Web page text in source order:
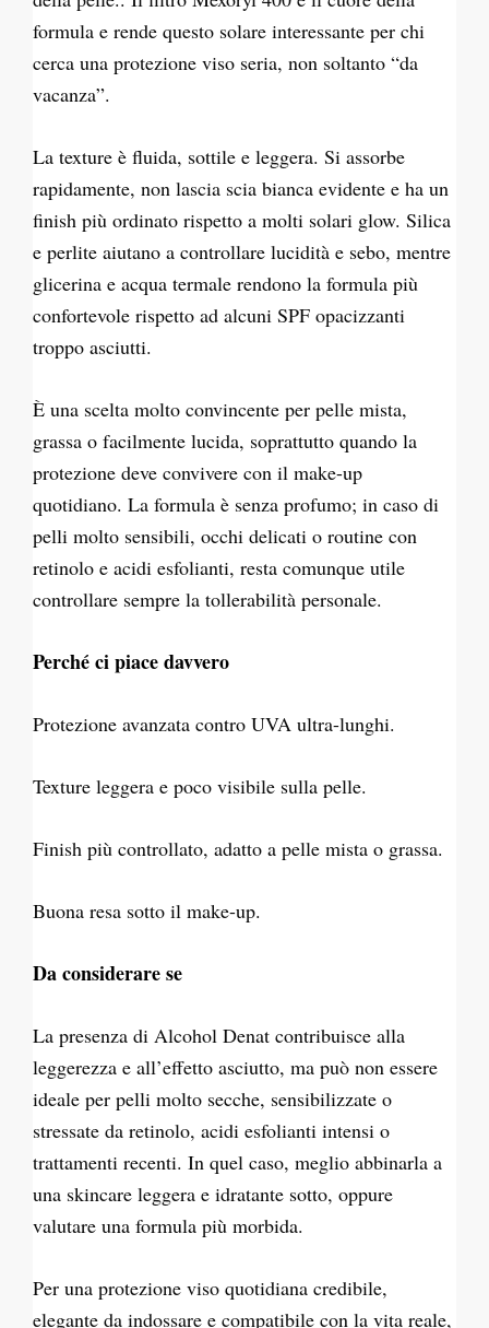
formula e rende questo solare interessante per chi
cerca una protezione viso seria, non soltanto “da
vacanza”.
La texture è fluida, sottile e leggera. Si assorbe
rapidamente, non lascia scia bianca evidente e ha un
finish più ordinato rispetto a molti solari glow. Silica
e perlite aiutano a controllare lucidità e sebo, mentre
glicerina e acqua termale rendono la formula più
confortevole rispetto ad alcuni SPF opacizzanti
troppo asciutti.
È una scelta molto convincente per pelle mista,
grassa o facilmente lucida, soprattutto quando la
protezione deve convivere con il make-up
quotidiano. La formula è senza profumo; in caso di
pelli molto sensibili, occhi delicati o routine con
retinolo e acidi esfolianti, resta comunque utile
controllare sempre la tollerabilità personale.
Perché ci piace davvero
Protezione avanzata contro UVA ultra-lunghi.
Texture leggera e poco visibile sulla pelle.
Finish più controllato, adatto a pelle mista o grassa.
Buona resa sotto il make-up.
Da considerare se
La presenza di Alcohol Denat contribuisce alla
leggerezza e all’effetto asciutto, ma può non essere
ideale per pelli molto secche, sensibilizzate o
stressate da retinolo, acidi esfolianti intensi o
trattamenti recenti. In quel caso, meglio abbinarla a
una skincare leggera e idratante sotto, oppure
valutare una formula più morbida.
Per una protezione viso quotidiana credibile,
elegante da indossare e compatibile con la vita reale,